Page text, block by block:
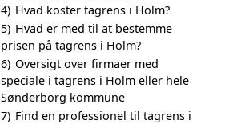
4) Hvad koster tagrens i Holm?
5) Hvad er med til at bestemme
prisen på tagrens i Holm?
6) Oversigt over firmaer med
speciale i tagrens i Holm eller hele
Sønderborg kommune
7) Find en professionel til tagrens i